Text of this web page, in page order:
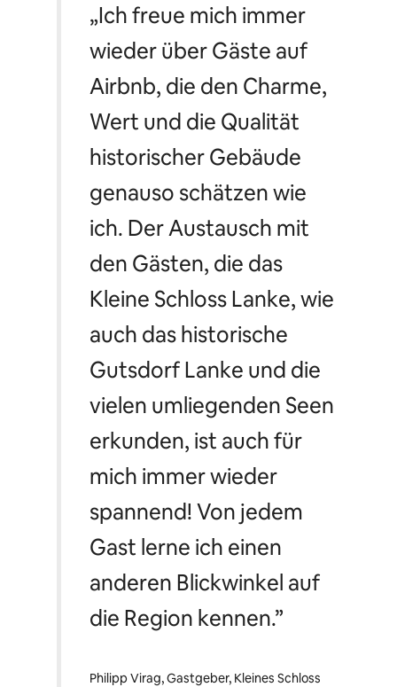
„Ich freue mich immer
wieder über Gäste auf
Airbnb, die den Charme,
Wert und die Qualität
historischer Gebäude
genauso schätzen wie
ich. Der Austausch mit
den Gästen, die das
Kleine Schloss Lanke, wie
auch das historische
Gutsdorf Lanke und die
vielen umliegenden Seen
erkunden, ist auch für
mich immer wieder
spannend! Von jedem
Gast lerne ich einen
anderen Blickwinkel auf
die Region kennen.”
Philipp Virag, Gastgeber, Kleines Schloss